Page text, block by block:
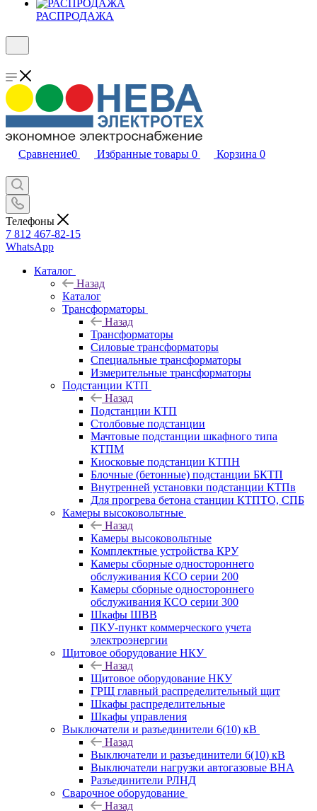
РАСПРОДАЖА
Сравнение0 Избранные товары 0 Корзина 0
Телефоны
7 812 467-82-15
WhatsApp
Каталог
Назад
Каталог
Трансформаторы
Назад
Трансформаторы
Силовые трансформаторы
Специальные трансформаторы
Измерительные трансформаторы
Подстанции КТП
Назад
Подстанции КТП
Столбовые подстанции
Мачтовые подстанции шкафного типа
КТПМ
Киосковые подстанции КТПН
Блочные (бетонные) подстанции БКТП
Внутренней установки подстанции КТПв
Для прогрева бетона станции КТПТО, СПБ
Камеры высоковольтные
Назад
Камеры высоковольтные
Комплектные устройства КРУ
Камеры сборные одностороннего
обслуживания КСО серии 200
Камеры сборные одностороннего
обслуживания КСО серии 300
Шкафы ШВВ
ПКУ-пункт коммерческого учета
электроэнергии
Щитовое оборудование НКУ
Назад
Щитовое оборудование НКУ
ГРЩ главный распределительный щит
Шкафы распределительные
Шкафы управления
Выключатели и разъединители 6(10) кВ
Назад
Выключатели и разъединители 6(10) кВ
Выключатели нагрузки автогазовые ВНА
Разъединители РЛНД
Сварочное оборудование
Назад